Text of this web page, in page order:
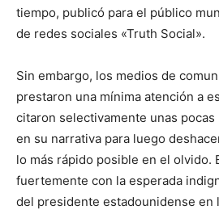
tiempo, publicó para el público
de redes sociales «Truth Social».
Sin embargo, los medios de
prestaron una mínima atención a
citaron selectivamente unas pocas
en su narrativa para luego
lo más rápido posible en el olvido.
fuertemente con la esperada
del presidente estadounidense en